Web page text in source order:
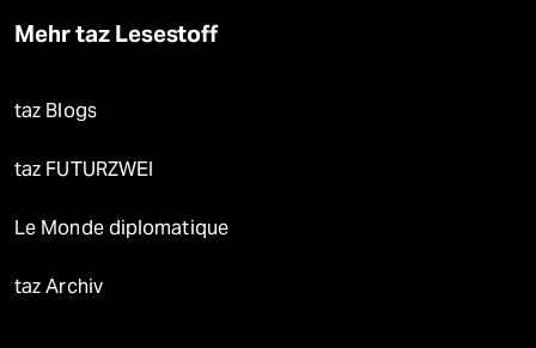
Mehr taz Lesestoff
taz Blogs
taz FUTURZWEI
Le Monde diplomatique
taz Archiv